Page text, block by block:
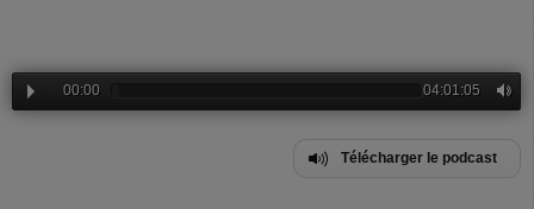
00:00 04:01:05
Télécharger le podcast